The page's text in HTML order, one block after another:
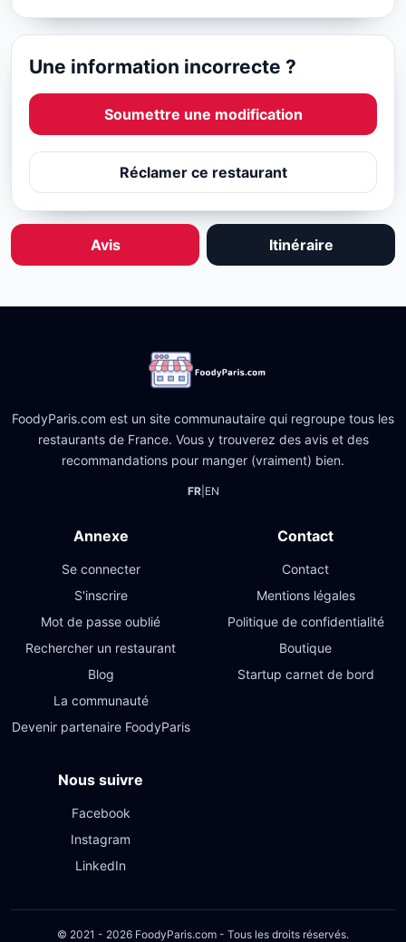
Une information incorrecte ?
Soumettre une modification
Réclamer ce restaurant
Avis Itinéraire
FoodyParis.com est un site communautaire qui regroupe tous les
restaurants de France. Vous y trouverez des avis et des
recommandations pour manger (vraiment) bien.
FR| EN
Annexe
Se connecter
S'inscrire
Mot de passe oublié
Rechercher un restaurant
Blog
La communauté
Devenir partenaire FoodyParis
Contact
Contact
Mentions légales
Politique de confidentialité
Boutique
Startup carnet de bord
Nous suivre
Facebook
Instagram
LinkedIn
© 2021 - 2026 FoodyParis.com - Tous les droits réservés.